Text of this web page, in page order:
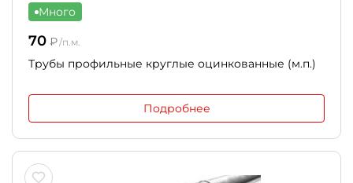
Много
70 ₽/п.м.
Трубы профильные круглые оцинкованные (м.п.)
Подробнее